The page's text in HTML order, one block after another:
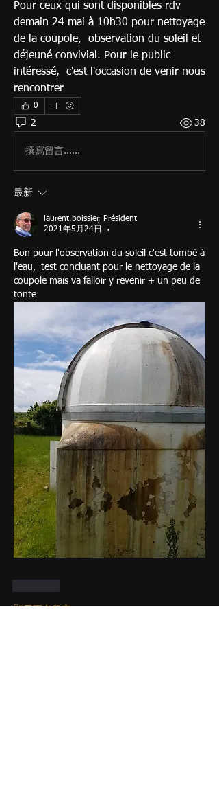
Pour ceux qui sont disponibles rdv
demain 24 mai à 10h30 pour nettoyage
de la coupole,  observation du soleil et
déjeuné convivial. Pour le public
intéressé,  c'est l'occasion de venir nous
rencontrer
0
2 38
撰寫留言......
最新
laurent.boissier, Président
2021年5月24日
•
Bon pour l'observation du soleil c'est tombé à
l'eau,  test concluant pour le nettoyage de la
coupole mais va falloir y revenir + un peu de
tonte